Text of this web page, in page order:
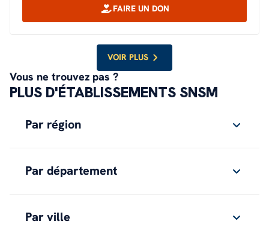
FAIRE UN DON
VOIR PLUS
Vous ne trouvez pas ?
PLUS D'ÉTABLISSEMENTS SNSM
Par région
Par département
Par ville